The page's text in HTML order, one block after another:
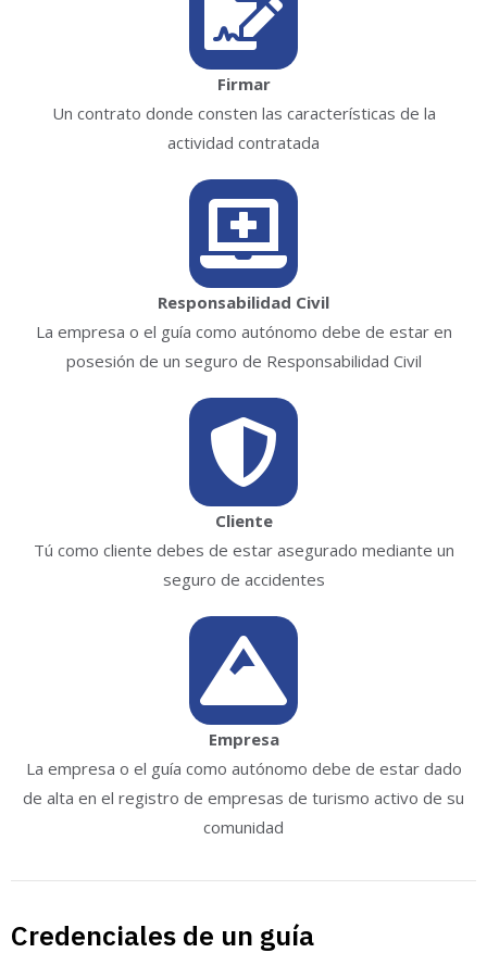
Firmar
Un contrato donde consten las características de la
actividad contratada
Responsabilidad Civil
La empresa o el guía como autónomo debe de estar en
posesión de un seguro de Responsabilidad Civil
Cliente
Tú como cliente debes de estar asegurado mediante un
seguro de accidentes
Empresa
La empresa o el guía como autónomo debe de estar dado
de alta en el registro de empresas de turismo activo de su
comunidad
Credenciales de un guía